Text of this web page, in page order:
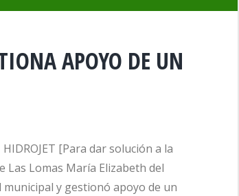
APOYO DE UN
HIDROJET [Para dar solución a la
Las Lomas María Elizabeth del
y gestionó apoyo de un